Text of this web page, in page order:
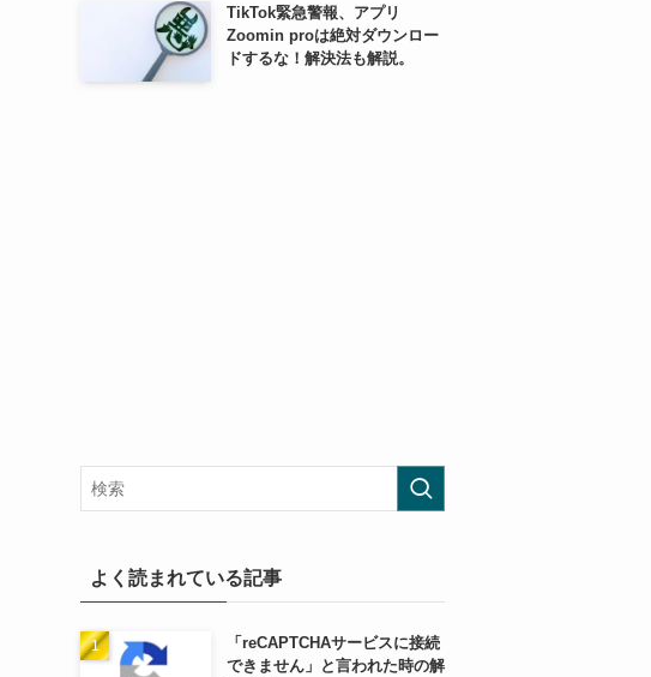
TikTok緊急警報、アプリ
Zoomin proは絶対ダウンロー
ドするな！解決法も解説。
よく読まれている記事
「reCAPTCHAサービスに接続
できません」と言われた時の解